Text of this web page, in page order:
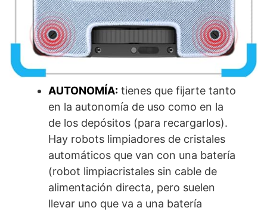
AUTONOMÍA: tienes que fijarte tanto
en la autonomía de uso como en la
de los depósitos (para recargarlos).
Hay robots limpiadores de cristales
automáticos que van con una batería
(robot limpiacristales sin cable de
alimentación directa, pero suelen
llevar uno que va a una batería